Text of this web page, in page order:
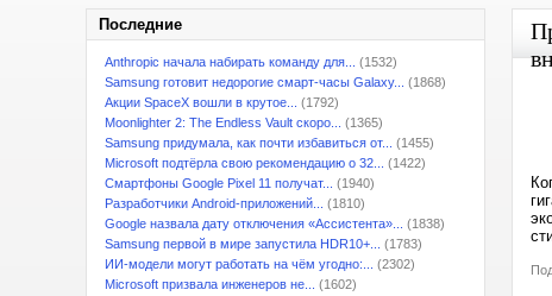
Последние
Anthropic начала набирать команду для...
(1532)
Samsung готовит недорогие смарт-часы Galaxy...
(1868)
Акции SpaceX вошли в крутое...
(1792)
Moonlighter 2: The Endless Vault скоро...
(1365)
Samsung придумала, как почти избавиться от...
(1455)
Microsoft подтёрла свою рекомендацию о 32...
(1422)
Смартфоны Google Pixel 11 получат...
(1940)
Разработчики Android-приложений...
(1810)
Google назвала дату отключения «Ассистента»...
(1838)
Samsung первой в мире запустила HDR10+...
(1783)
ИИ-модели могут работать на чём угодно:...
(2302)
Microsoft призвала инженеров не...
(1602)